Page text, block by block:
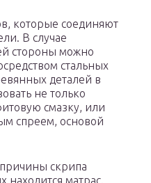
которые соединяют
В случае
стороны можно
стальных
деталей в
не только
смазку, или
спреем, основой
скрипа
находится матрас.